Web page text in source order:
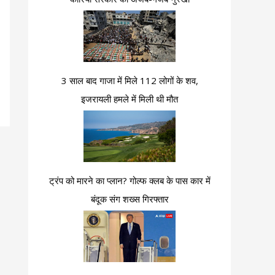
3 साल बाद गाजा में मिले 112 लोगों के शव,
इजरायली हमले में मिली थी मौत
ट्रंप को मारने का प्लान? गोल्फ क्लब के पास कार में
बंदूक संग शख्स गिरफ्तार